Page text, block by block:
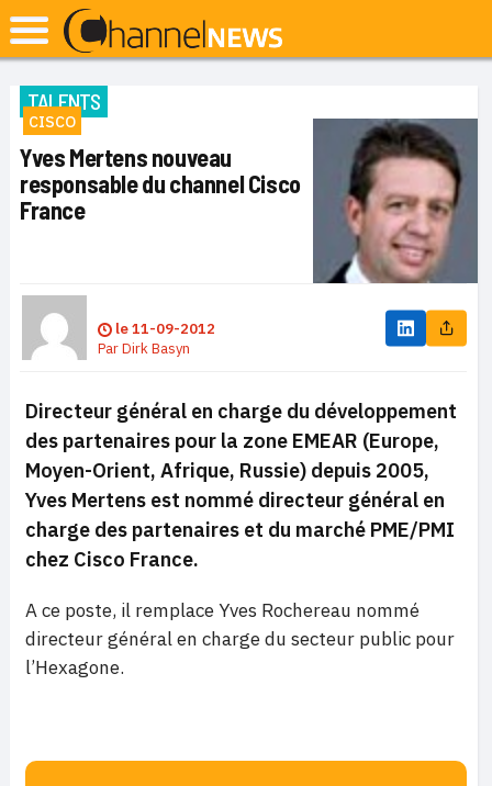
TALENTS
CISCO
Yves Mertens nouveau
responsable du channel Cisco
France
le11-09-2012
ParDirk Basyn
Directeur général en charge du développement
des partenaires pour la zone EMEAR (Europe,
Moyen-Orient, Afrique, Russie) depuis 2005,
Yves Mertens est nommé directeur général en
charge des partenaires et du marché PME/PMI
chez Cisco France.
A ce poste, il remplace Yves Rochereau nommé
directeur général en charge du secteur public pour
l’Hexagone.